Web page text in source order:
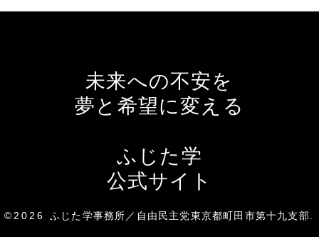
未来への不安を
夢と希望に変える
ふじた学
公式サイト
©2026ふじた学事務所／自由民主党東京都町田市第十九支部